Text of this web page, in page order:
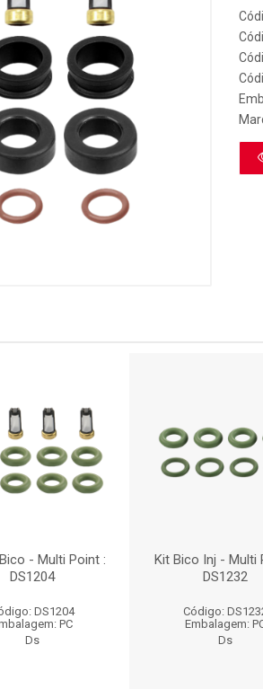
- Multi Point :
DS1204
DS1204
PC
Ds
Kit Bico Inj - Multi
DS1232
Código:
Embalagem:
Ds